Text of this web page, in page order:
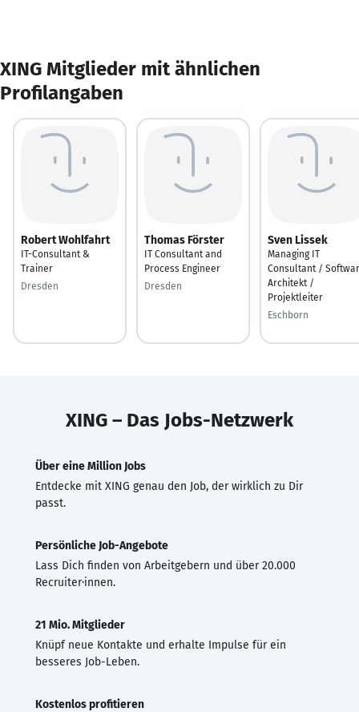
XING Mitglieder mit ähnlichen
Profilangaben
Robert Wohlfahrt
IT-Consultant &
Trainer
Dresden
Thomas Förster
IT Consultant and
Process Engineer
Dresden
Sven Lissek
Managing IT
Consultant /
Architekt /
Projektleiter
Eschborn
XING – Das Jobs-Netzwerk
Über eine Million Jobs
Entdecke mit XING genau den Job, der wirklich zu Dir
passt.
Persönliche Job-Angebote
Lass Dich finden von Arbeitgebern und über 20.000
Recruiter·innen.
21 Mio. Mitglieder
Knüpf neue Kontakte und erhalte Impulse für ein
besseres Job-Leben.
Kostenlos profitieren